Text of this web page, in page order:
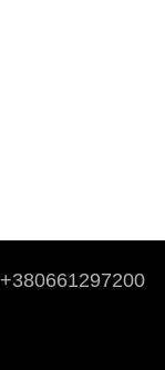
+380661297200